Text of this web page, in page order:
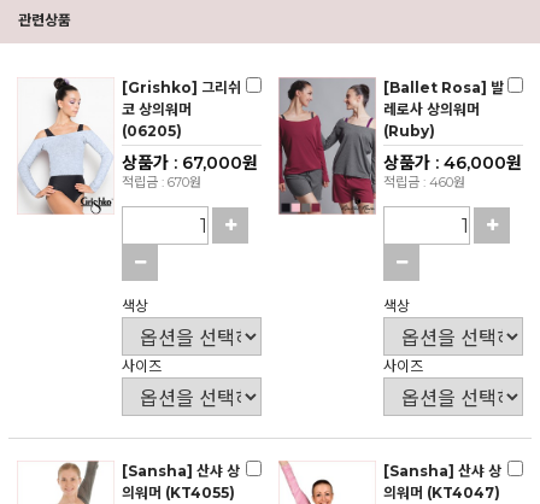
관련상품
[Grishko] 그리쉬
코 상의워머
(06205)
상품가 : 67,000원
적립금 : 670원
색상
사이즈
[Ballet Rosa] 발
레로사 상의워머
(Ruby)
상품가 : 46,000원
적립금 : 460원
색상
사이즈
[Sansha] 산샤 상
의워머 (KT4055)
[Sansha] 산샤 상
의워머 (KT4047)